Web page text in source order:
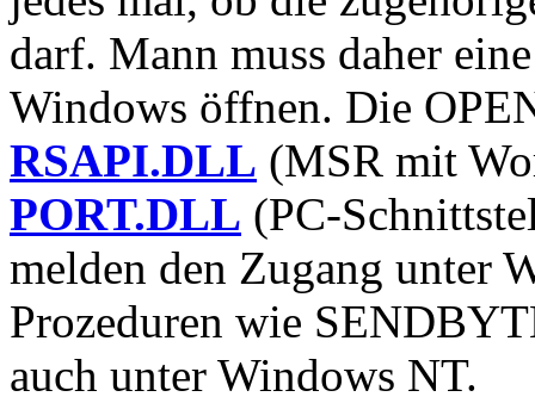
darf. Mann muss daher
Windows öffnen. Die
RSAPI.DLL (MSR mit
PORT.DLL (PC-
melden den Zugang unter
Prozeduren wie
auch unter Windows NT.